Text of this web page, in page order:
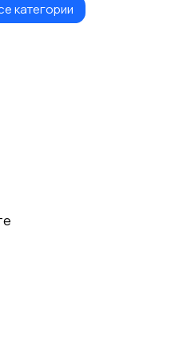
Товары для мам
категории